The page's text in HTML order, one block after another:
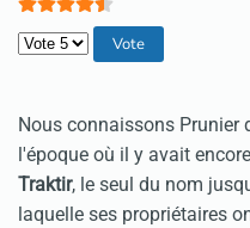
Veuillez voter
Nous connaissons Prunier
l'époque où il y avait encore
Traktir, le seul du nom
laquelle ses propriétaires